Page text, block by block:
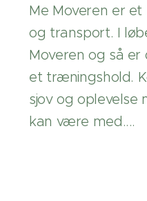
Me Moveren er
og transport. I
Moveren og så er
et træningshold.
sjov og oplevelse
kan være med....